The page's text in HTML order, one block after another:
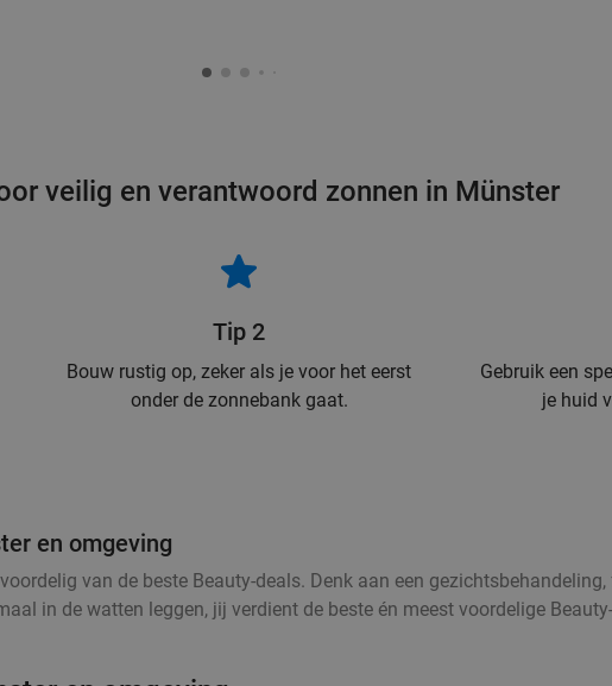
veilig en verantwoord zonnen in Münster
Tip 2
Bouw rustig op, zeker als je voor het eerst
onder de zonnebank gaat.
Gebruik een
je huid
en omgeving
van de beste Beauty-deals. Denk aan een
in de watten leggen, jij verdient de beste én meest voordelige